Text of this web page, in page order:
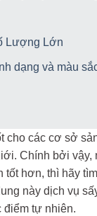
Lượng Lớn
dạng và màu
cho các cơ sở
Chính bởi
hơn, thì hãy
này dịch vụ
điểm tự nhiên.